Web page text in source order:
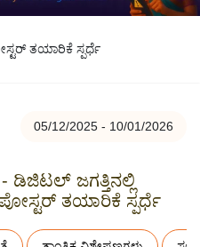
ತಯಾರಿಕೆ ಸ್ಪರ್ಧೆ
05/12/2025 - 10/01/2026
- ಡಿಜಿಟಲ್ ಜಗತ್ತಿನಲ್ಲಿ
ತಯಾರಿಕೆ ಸ್ಪರ್ಧೆ